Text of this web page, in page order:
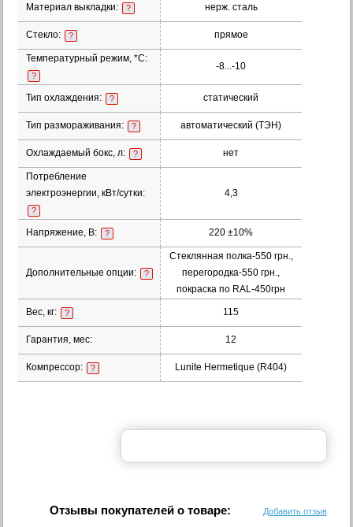
Материал выкладки: ? нерж. сталь
Стекло: ? прямое
Температурный режим, *С:
?
-8...-10
Тип охлаждения: ? статический
Тип размораживания: ? автоматический (ТЭН)
Охлаждаемый бокс, л: ? нет
Потребление
электроэнергии, кВт/сутки:
?
4,3
Напряжение, В: ? 220 ±10%
Дополнительные опции: ?
Стеклянная полка-550 грн.,
перегородка-550 грн.,
покраска по RAL-450грн
Вес, кг: ? 115
Гарантия, мес: 12
Компрессор: ? Lunite Hermetique (R404)
Отзывы покупателей о товаре: Добавить отзыв